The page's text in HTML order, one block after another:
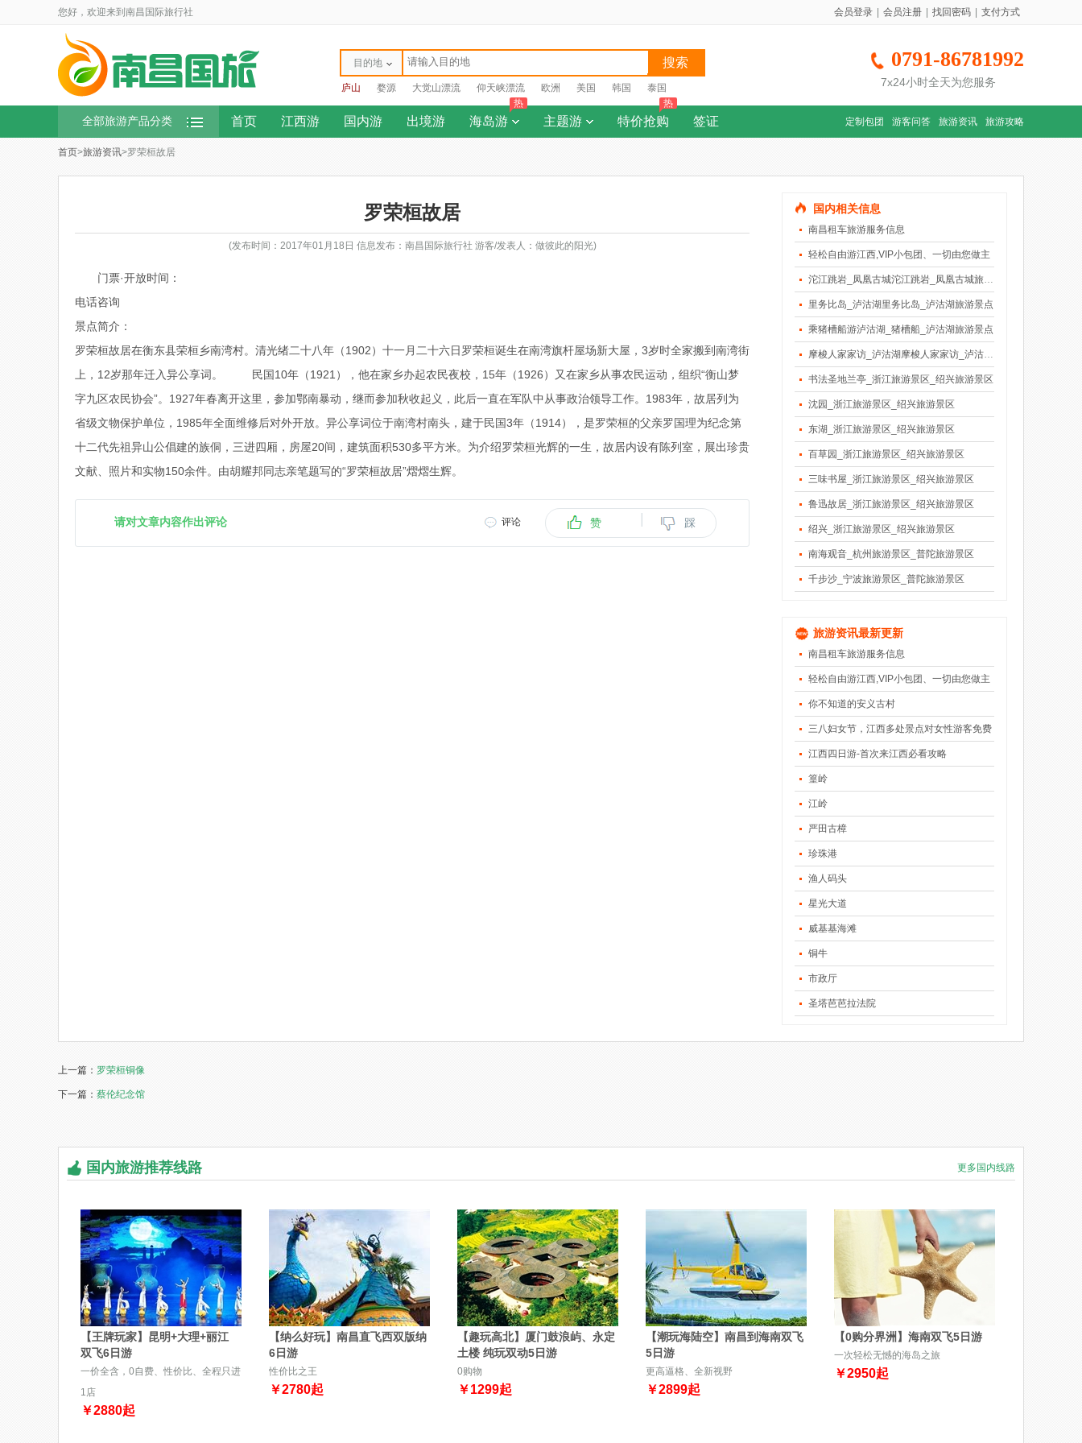
您好，欢迎来到南昌国际旅行社 会员登录 会员注册 找回密码 支付方式
目的地 搜索
庐山 婺源 大觉山漂流 仰天峡漂流 欧洲 美国 韩国 泰国
0791-86781992
7x24小时全天为您服务
全部旅游产品分类 首页 江西游 国内游 出境游 海岛游
热
主题游 特价抢购
热
签证 定制包团 游客问答 旅游资讯 旅游攻略
首页>旅游资讯>罗荣桓故居
罗荣桓故居
(发布时间：2017年01月18日 信息发布：南昌国际旅行社 游客/发表人：做彼此的阳光)
门票·开放时间：
电话咨询
景点简介：
罗荣桓故居在衡东县荣桓乡南湾村。清光绪二十八年（1902）十一月二十六日罗荣桓诞生在南湾旗杆屋场新大屋，3岁时全家搬到南湾街
上，12岁那年迁入异公享词。 民国10年（1921），他在家乡办起农民夜校，15年（1926）又在家乡从事农民运动，组织“衡山梦
字九区农民协会”。1927年春离开这里，参加鄂南暴动，继而参加秋收起义，此后一直在军队中从事政治领导工作。1983年，故居列为
省级文物保护单位，1985年全面维修后对外开放。异公享词位于南湾村南头，建于民国3年（1914），是罗荣桓的父亲罗国理为纪念第
十二代先祖异山公倡建的族侗，三进四厢，房屋20间，建筑面积530多平方米。为介绍罗荣桓光辉的一生，故居内设有陈列室，展出珍贵
文献、照片和实物150余件。由胡耀邦同志亲笔题写的“罗荣桓故居”熠熠生辉。
请对文章内容作出评论 赞 踩
评论
国内相关信息
南昌租车旅游服务信息
轻松自由游江西,VIP小包团、一切由您做主
沱江跳岩_凤凰古城沱江跳岩_凤凰古城旅游景点
里务比岛_泸沽湖里务比岛_泸沽湖旅游景点
乘猪槽船游泸沽湖_猪槽船_泸沽湖旅游景点
摩梭人家家访_泸沽湖摩梭人家家访_泸沽湖旅游景点
书法圣地兰亭_浙江旅游景区_绍兴旅游景区
沈园_浙江旅游景区_绍兴旅游景区
东湖_浙江旅游景区_绍兴旅游景区
百草园_浙江旅游景区_绍兴旅游景区
三味书屋_浙江旅游景区_绍兴旅游景区
鲁迅故居_浙江旅游景区_绍兴旅游景区
绍兴_浙江旅游景区_绍兴旅游景区
南海观音_杭州旅游景区_普陀旅游景区
千步沙_宁波旅游景区_普陀旅游景区
旅游资讯最新更新
南昌租车旅游服务信息
轻松自由游江西,VIP小包团、一切由您做主
你不知道的安义古村
三八妇女节，江西多处景点对女性游客免费
江西四日游-首次来江西必看攻略
篁岭
江岭
严田古樟
珍珠港
渔人码头
星光大道
威基基海滩
铜牛
市政厅
圣塔芭芭拉法院
上一篇： 罗荣桓铜像
下一篇： 蔡伦纪念馆
国内旅游推荐线路 更多国内线路
【王牌玩家】昆明+大理+丽江
双飞6日游
一价全含，0自费、性价比、全程只进
1店
￥2880起
【纳么好玩】南昌直飞西双版纳
6日游
性价比之王
￥2780起
【趣玩高北】厦门鼓浪屿、永定
土楼 纯玩双动5日游
0购物
￥1299起
【潮玩海陆空】南昌到海南双飞
5日游
更高逼格、全新视野
￥2899起
【0购分界洲】海南双飞5日游
一次轻松无憾的海岛之旅
￥2950起